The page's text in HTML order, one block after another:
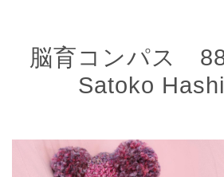
脳育コンパス
Satoko